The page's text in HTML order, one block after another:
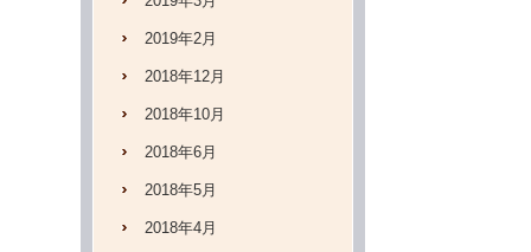
2019年2月
2018年12月
2018年10月
2018年6月
2018年5月
2018年4月